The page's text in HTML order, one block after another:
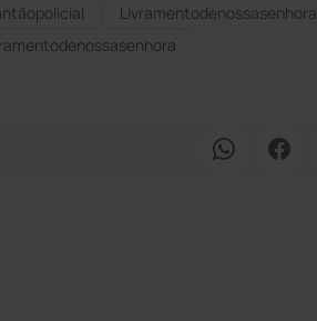
Livramentodenossasenhora